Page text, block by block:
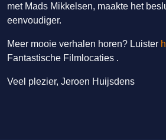
met Mads Mikkelsen, maakte het
eenvoudiger.
Meer mooie verhalen horen? Luister
Fantastische Filmlocaties .
Veel plezier, Jeroen Huijsdens